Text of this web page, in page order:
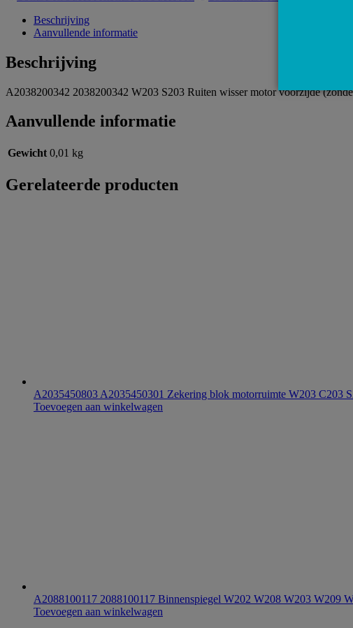
Beschrijving
Aanvullende informatie
Beschrijving
A2038200342 2038200342 W203 S203 Ruiten wisser motor voorzijde
Aanvullende informatie
Gewicht 0,01 kg
Gerelateerde producten
A2035450803 A2035450301 Zekering blok motorruimte W203 C203
Toevoegen aan winkelwagen
A2088100117 2088100117 Binnenspiegel W202 W208 W203 W209
Toevoegen aan winkelwagen